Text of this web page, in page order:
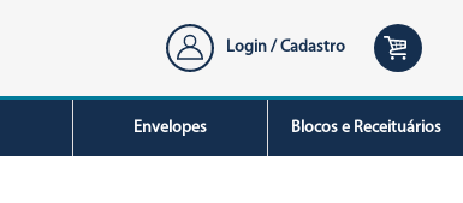
Login / Cadastro
Envelopes Blocos e Receituários